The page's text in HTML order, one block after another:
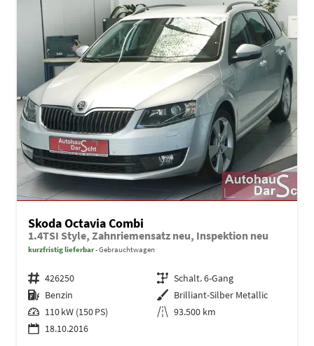
Skoda Octavia Combi
1.4TSI Style, Zahnriemensatz neu, Inspektion neu
kurzfristig lieferbar Gebrauchtwagen
Fahrzeugnr. 426250 Getriebe Schalt. 6-Gang
Kraftstoff Benzin Außenfarbe Brilliant-Silber Metallic
Leistung 110 kW (150 PS) Kilometerstand 93.500 km
18.10.2016